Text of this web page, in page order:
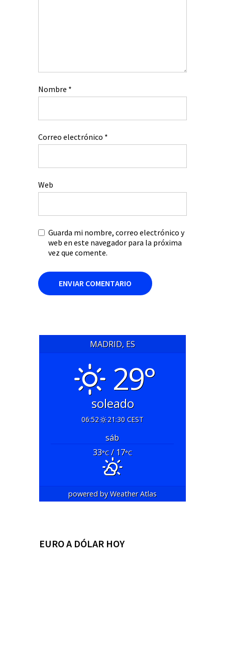
Nombre *
Correo electrónico *
Web
Guarda mi nombre, correo electrónico y
web en este navegador para la próxima
vez que comente.
MADRID, ES
29°
soleado
06:52 21:30 CEST
sáb
33°C/ 17°C
powered byWeather Atlas
EURO A DÓLAR HOY